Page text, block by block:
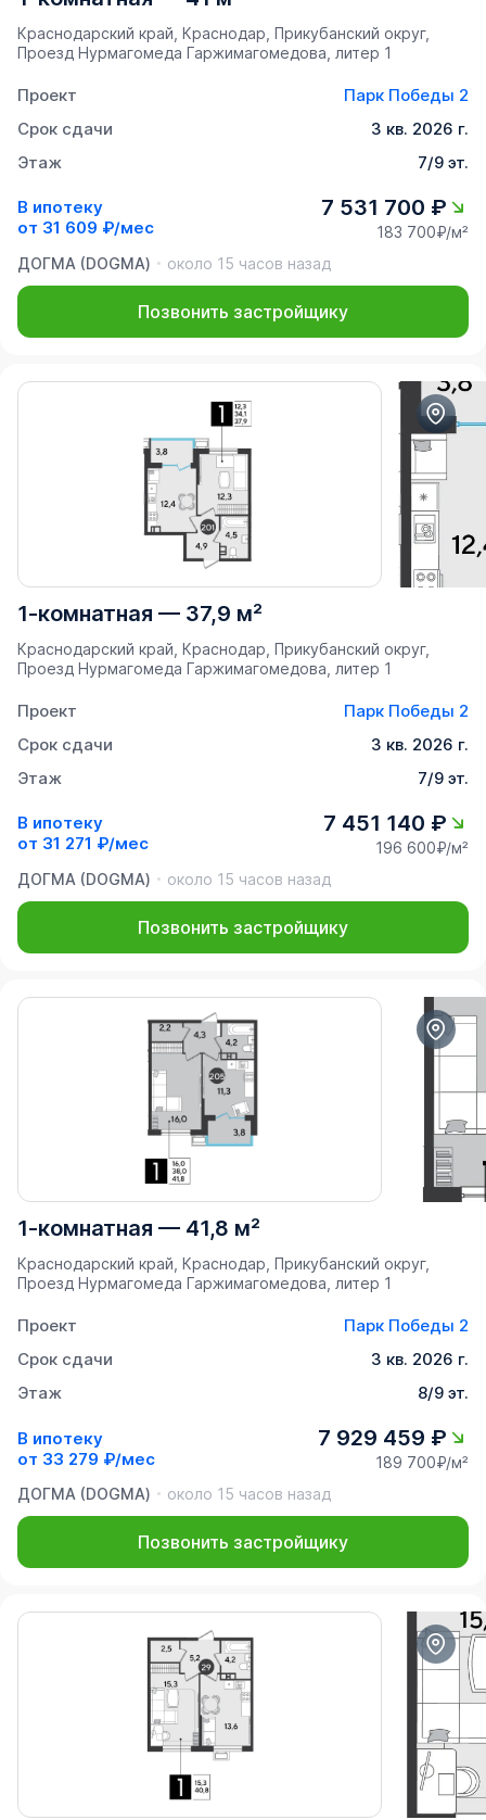
Краснодарский край, Краснодар, Прикубанский округ, ​
Проезд Нурмагомеда Гаржимагомедова, литер 1
Проект
Парк Победы 2
Срок сдачи
3 кв. 2026 г.
Этаж
7/9 эт.
В ипотеку
от 31 609 ₽/мес
7 531 700 ₽
183 700₽/м²
ДОГМА (DOGMA)
около 15 часов назад
Позвонить застройщику
1-комнатная — 37,9 м²
Краснодарский край, Краснодар, Прикубанский округ, ​
Проезд Нурмагомеда Гаржимагомедова, литер 1
Проект
Парк Победы 2
Срок сдачи
3 кв. 2026 г.
Этаж
7/9 эт.
В ипотеку
от 31 271 ₽/мес
7 451 140 ₽
196 600₽/м²
ДОГМА (DOGMA)
около 15 часов назад
Позвонить застройщику
1-комнатная — 41,8 м²
Краснодарский край, Краснодар, Прикубанский округ, ​
Проезд Нурмагомеда Гаржимагомедова, литер 1
Проект
Парк Победы 2
Срок сдачи
3 кв. 2026 г.
Этаж
8/9 эт.
В ипотеку
от 33 279 ₽/мес
7 929 459 ₽
189 700₽/м²
ДОГМА (DOGMA)
около 15 часов назад
Позвонить застройщику